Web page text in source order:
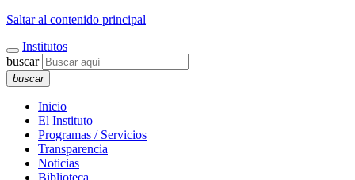
Saltar al contenido principal
Institutos
buscar
buscar
Inicio
El Instituto
Programas / Servicios
Transparencia
Noticias
Biblioteca